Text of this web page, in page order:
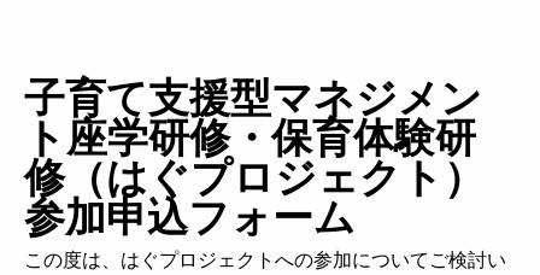
子育て支援型マネジメン
ト座学研修・保育体験研
修（はぐプロジェクト）
参加申込フォーム
この度は、はぐプロジェクトへの参加についてご検討い